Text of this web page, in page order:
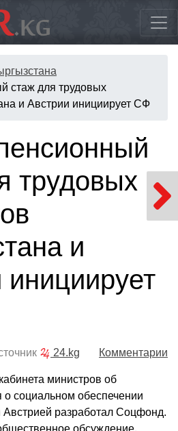
стаж для трудовых
и Австрии инициирует СФ
трудовых
и
инициирует
24.kg Комментарии
министров об
социальном обеспечении
разработал Соцфонд.